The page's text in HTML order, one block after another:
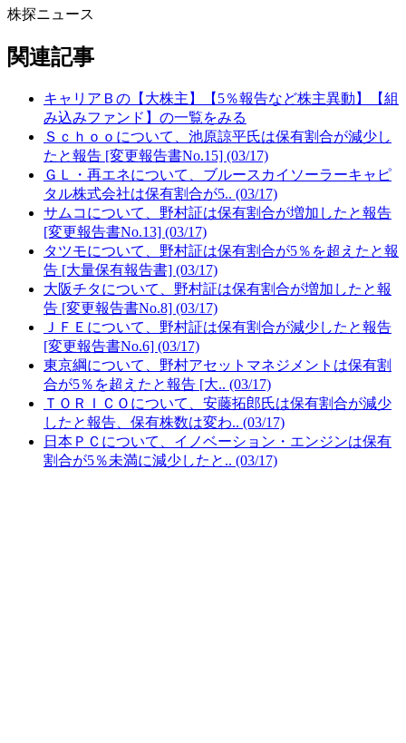
株探ニュース
関連記事
キャリアＢの【大株主】【5％報告など株主異動】【組
み込みファンド】の一覧をみる
Ｓｃｈｏｏについて、池原諒平氏は保有割合が減少し
たと報告 [変更報告書No.15] (03/17)
ＧＬ・再エネについて、ブルースカイソーラーキャピ
タル株式会社は保有割合が5.. (03/17)
サムコについて、野村証は保有割合が増加したと報告
[変更報告書No.13] (03/17)
タツモについて、野村証は保有割合が5％を超えたと報
告 [大量保有報告書] (03/17)
大阪チタについて、野村証は保有割合が増加したと報
告 [変更報告書No.8] (03/17)
ＪＦＥについて、野村証は保有割合が減少したと報告
[変更報告書No.6] (03/17)
東京綱について、野村アセットマネジメントは保有割
合が5％を超えたと報告 [大.. (03/17)
ＴＯＲＩＣＯについて、安藤拓郎氏は保有割合が減少
したと報告、保有株数は変わ.. (03/17)
日本ＰＣについて、イノベーション・エンジンは保有
割合が5％未満に減少したと.. (03/17)